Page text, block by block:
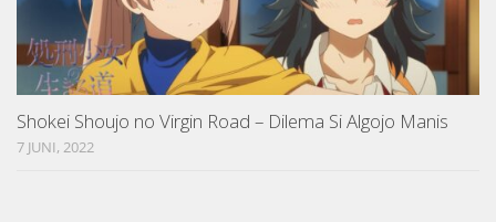
Shokei Shoujo no Virgin Road – Dilema Si Algojo Manis
7 JUNI, 2022